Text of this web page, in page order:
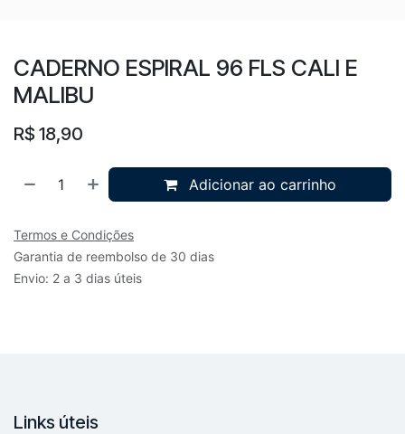
CADERNO ESPIRAL 96 FLS CALI E
MALIBU
R$ 18,90
Adicionar ao carrinho
Termos e Condições
Garantia de reembolso de 30 dias
Envio: 2 a 3 dias úteis
Links úteis